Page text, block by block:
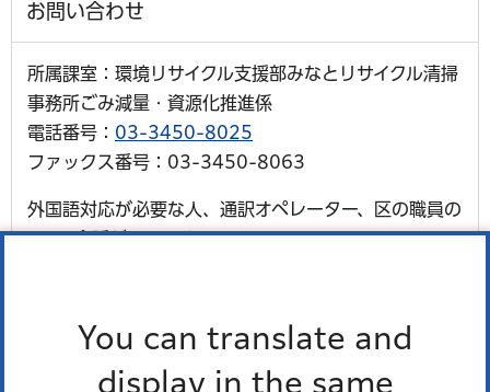
You can translate and
display in the same
お問い合わせ
所属課室：環境リサイクル支援部みなとリサイクル清掃
事務所ごみ減量・資源化推進係
電話番号： 03-3450-8025
ファックス番号：03-3450-8063
外国語対応が必要な人、通訳オペレーター、区の職員の
3人で会話ができます。